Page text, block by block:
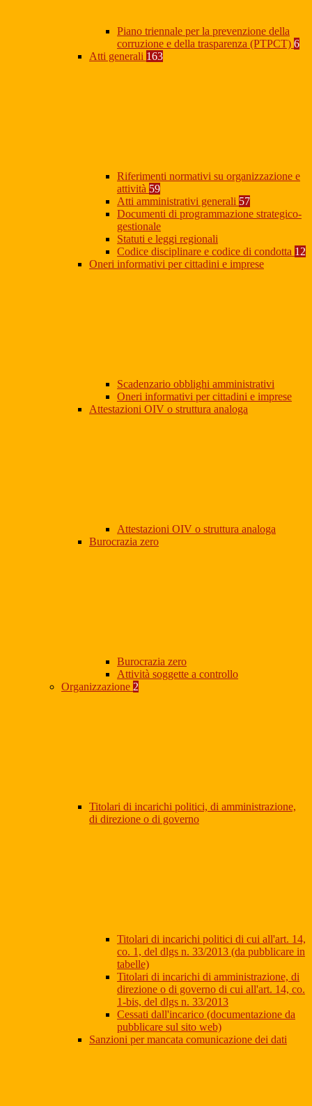
Piano triennale per la prevenzione della
corruzione e della trasparenza (PTPCT) 6
Atti generali 163
Riferimenti normativi su organizzazione e
attività 59
Atti amministrativi generali 57
Documenti di programmazione strategico-
gestionale
Statuti e leggi regionali
Codice disciplinare e codice di condotta 12
Oneri informativi per cittadini e imprese
Scadenzario obblighi amministrativi
Oneri informativi per cittadini e imprese
Attestazioni OIV o struttura analoga
Attestazioni OIV o struttura analoga
Burocrazia zero
Burocrazia zero
Attività soggette a controllo
Organizzazione 2
Titolari di incarichi politici, di amministrazione,
di direzione o di governo
Titolari di incarichi politici di cui all'art. 14,
co. 1, del dlgs n. 33/2013 (da pubblicare in
tabelle)
Titolari di incarichi di amministrazione, di
direzione o di governo di cui all'art. 14, co.
1-bis, del dlgs n. 33/2013
Cessati dall'incarico (documentazione da
pubblicare sul sito web)
Sanzioni per mancata comunicazione dei dati